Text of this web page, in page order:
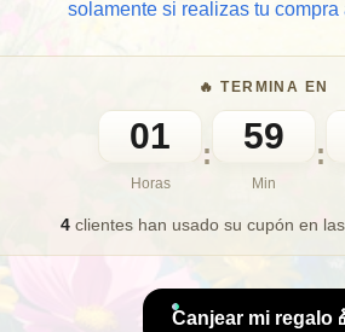
solamente si realizas tu compra
🔥 TERMINA EN
01
Horas
: 59
Min
:
4 clientes han usado su cupón en
Canjear mi regalo
🧑‍💼
🎁 Lo